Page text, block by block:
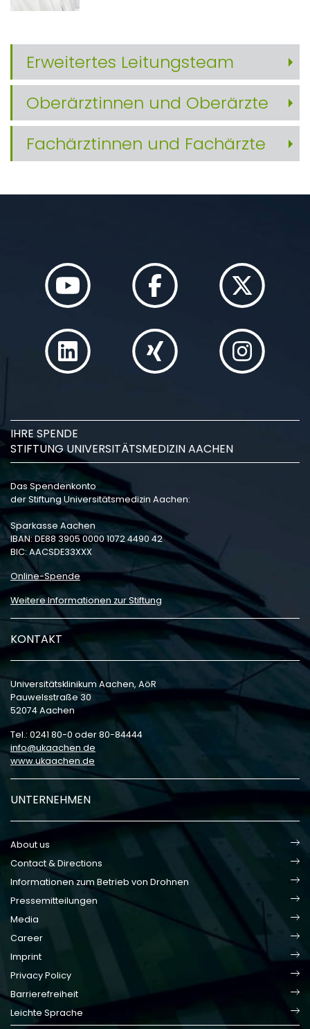
Erweitertes Leitungsteam
Oberärztinnen und Oberärzte
Fachärztinnen und Fachärzte
IHRE SPENDE
STIFTUNG UNIVERSITÄTSMEDIZIN AACHEN
Das Spendenkonto
der Stiftung Universitätsmedizin Aachen:
Sparkasse Aachen
IBAN: DE88 3905 0000 1072 4490 42
BIC: AACSDE33XXX
Online-Spende
Weitere Informationen zur Stiftung
KONTAKT
Universitätsklinikum Aachen, AöR
Pauwelsstraße 30
52074 Aachen
Tel.: 0241 80-0 oder 80-84444
info
ukaachen de
www.ukaachen.de
UNTERNEHMEN
About us
Contact & Directions
Informationen zum Betrieb von Drohnen
Pressemitteilungen
Media
Career
Imprint
Privacy Policy
Barrierefreiheit
Leichte Sprache